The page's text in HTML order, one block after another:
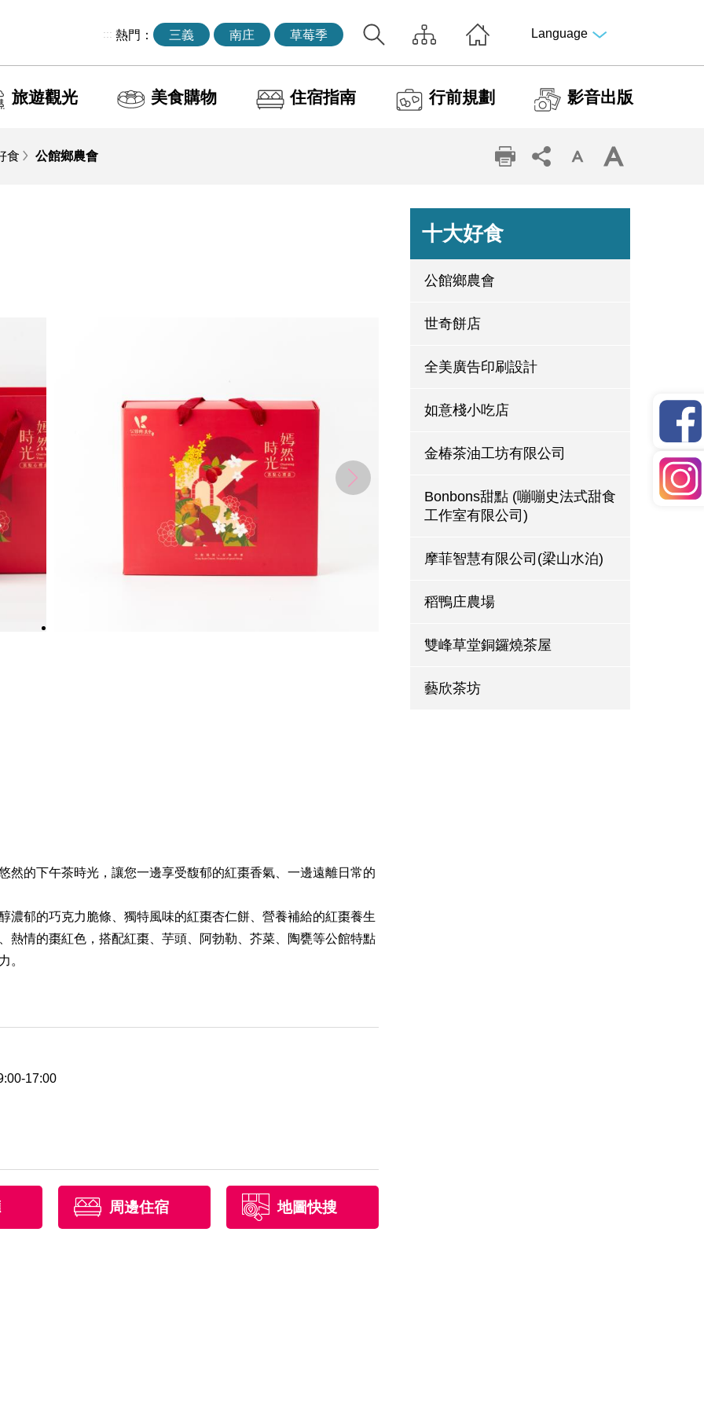
::: 熱門： 三義 南庄 草莓季 Language
旅遊觀光 美食購物 住宿指南 行前規劃 影音出版
食 公館鄉農會
然的下午茶時光，讓您一邊享受馥郁的紅棗香氣、一邊遠離日常的
濃郁的巧克力脆條、獨特風味的紅棗杏仁餅、營養補給的紅棗養生
熱情的棗紅色，搭配紅棗、芋頭、阿勃勒、芥菜、陶甕等公館特點
。
17:00
周邊住宿 地圖快搜
十大好食
公館鄉農會
世奇餅店
全美廣告印刷設計
如意棧小吃店
金椿茶油工坊有限公司
Bonbons甜點 (嘣嘣史法式甜食
工作室有限公司)
摩菲智慧有限公司(梁山水泊)
稻鴨庄農場
雙峰草堂銅鑼燒茶屋
藝欣茶坊